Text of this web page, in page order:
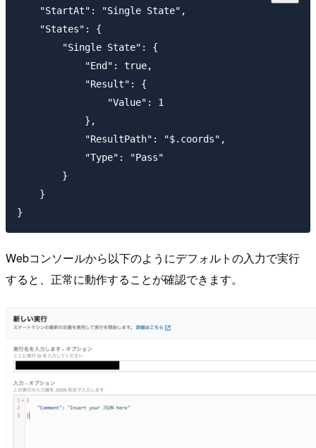
    "StartAt": "Single State",
    "States": {
        "Single State": {
            "End": true,
            "Result": {
                "Value": 1
            },
            "ResultPath": "$.coords",
            "Type": "Pass"
        }
    }
Webコンソールから以下のようにデフォルトの入力で実行
すると、正常に動作することが確認できます。